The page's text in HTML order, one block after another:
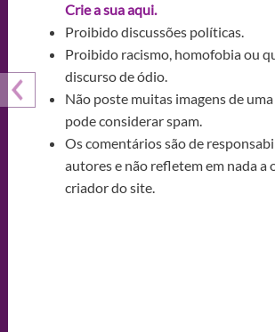
Crie a sua aqui.
Proibido discussões políticas.
Proibido racismo, homofobia ou
discurso de ódio.
Não poste muitas imagens de
pode considerar spam.
Os comentários são de
autores e não refletem em nada a
criador do site.